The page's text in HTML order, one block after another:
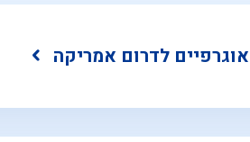
לדרום אמריקה